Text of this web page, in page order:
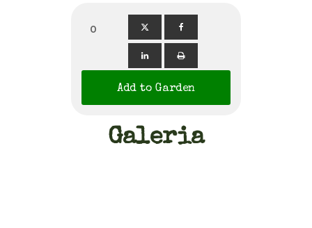
0
Add to Garden
Galeria